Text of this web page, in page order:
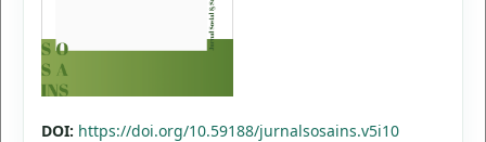
DOI: https://doi.org/10.59188/jurnalsosains.v5i10